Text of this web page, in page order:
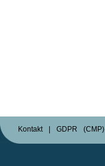
Kontakt GDPR (CMP)